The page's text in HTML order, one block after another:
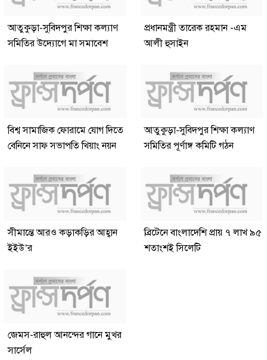
আতুকুড়া-সুবিদপুর শিক্ষা কল্যাণ
সমিতির উদ্যোগে মা সমাবেশ
প্রধানমন্ত্রী তারেক রহমান -এম
আলী হুসাইন
বিশ্ব সামাজিক ফোরামে যোগ দিতে
বেনিনে সাফ সভাপতি খিয়াং নয়ন
আতুকুড়া-সুবিদপুর শিক্ষা কল্যাণ
সমিতির পূর্ণাঙ্গ কমিটি গঠন
সীমান্তে আরও কড়াকড়ির আহ্বান
ইইউ’র
ব্রিটেনে বাংলাদেশি প্রায় ৭ লাখ ৯৫
শতাংশই সিলেটি
জেমস-রাহুল আনন্দের গানে মুখর
সার্সেল